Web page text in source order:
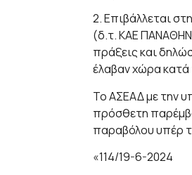
2. Επιβάλλεται
(δ.τ. ΚΑΕ
πράξεις και
έλαβαν χώρα
Το ΑΣΕΑΔ με την
πρόσθετη
παραβόλου υπέρ
«114/19-6-2024